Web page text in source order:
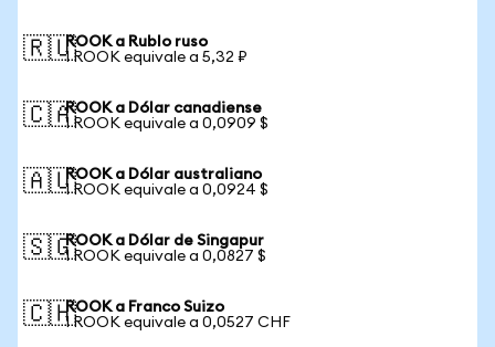
🇷🇺ROOK a Rublo ruso
1 ROOK equivale a 5,32 ₽
🇨🇦ROOK a Dólar canadiense
1 ROOK equivale a 0,0909 $
🇦🇺ROOK a Dólar australiano
1 ROOK equivale a 0,0924 $
🇸🇬ROOK a Dólar de Singapur
1 ROOK equivale a 0,0827 $
🇨🇭ROOK a Franco Suizo
1 ROOK equivale a 0,0527 CHF